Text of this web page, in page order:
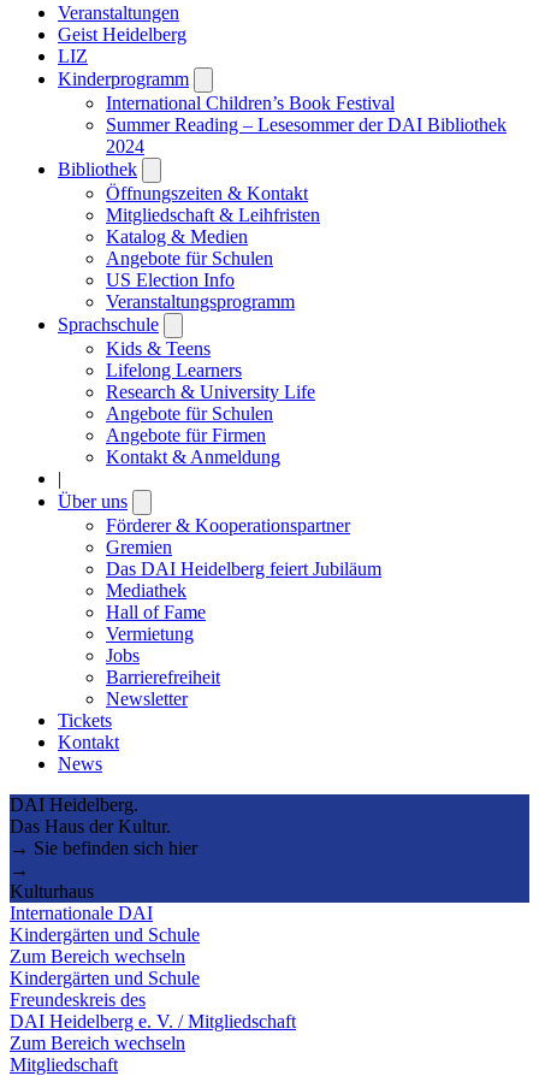
Veranstaltungen
Geist Heidelberg
LIZ
Kinderprogramm
submenu
International Children’s Book Festival
Summer Reading – Lesesommer der DAI Bibliothek
2024
Bibliothek
submenu
Öffnungszeiten & Kontakt
Mitgliedschaft & Leihfristen
Katalog & Medien
Angebote für Schulen
US Election Info
Veranstaltungsprogramm
Sprachschule
submenu
Kids & Teens
Lifelong Learners
Research & University Life
Angebote für Schulen
Angebote für Firmen
Kontakt & Anmeldung
|
Über uns
submenu
Förderer & Kooperationspartner
Gremien
Das DAI Heidelberg feiert Jubiläum
Mediathek
Hall of Fame
Vermietung
Jobs
Barrierefreiheit
Newsletter
Tickets
Kontakt
News
DAI Heidelberg.
Das Haus der Kultur.
→ Sie befinden sich hier
→
Kulturhaus
Internationale DAI
Kindergärten und Schule
Zum Bereich wechseln
Kindergärten und Schule
Freundeskreis des
DAI Heidelberg e. V. / Mitgliedschaft
Zum Bereich wechseln
Mitgliedschaft